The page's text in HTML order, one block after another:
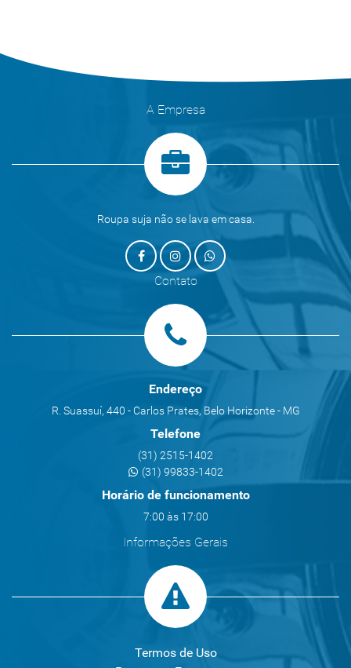
A Empresa
Roupa suja não se lava em casa.
Contato
Endereço
R. Suassuí, 440 - Carlos Prates, Belo Horizonte - MG
Telefone
(31) 2515-1402
(31) 99833-1402
Horário de funcionamento
7:00 às 17:00
Informações Gerais
Termos de Uso